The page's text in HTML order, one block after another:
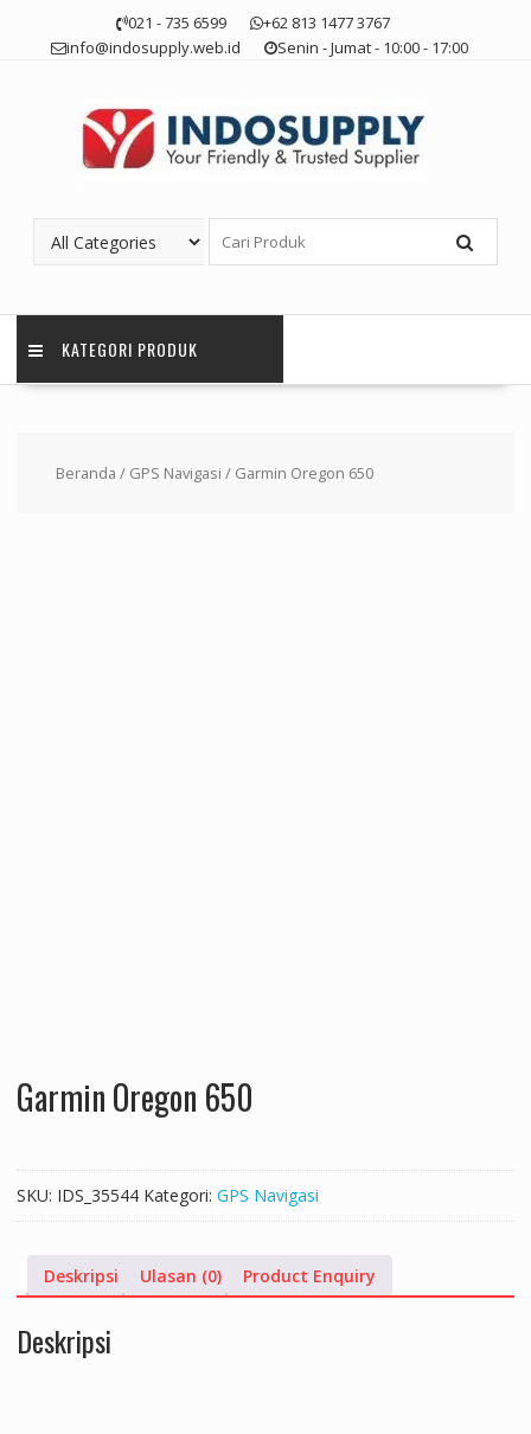
021 - 735 6599
+62 813 1477 3767
info@indosupply.web.id
Senin - Jumat - 10:00 - 17:00
KATEGORI PRODUK
Beranda / GPS Navigasi / Garmin Oregon 650
Garmin Oregon 650
SKU: IDS_35544 Kategori: GPS Navigasi
Deskripsi Ulasan (0) Product Enquiry
Deskripsi